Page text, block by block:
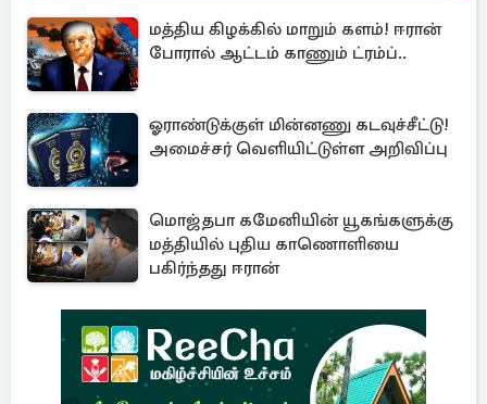
மத்திய கிழக்கில் மாறும் களம்! ஈரான்
போரால் ஆட்டம் காணும் ட்ரம்ப்..
ஓராண்டுக்குள் மின்னணு கடவுச்சீட்டு!
அமைச்சர் வெளியிட்டுள்ள அறிவிப்பு
மொஜ்தபா கமேனியின் யூகங்களுக்கு
மத்தியில் புதிய காணொளியை
பகிர்ந்தது ஈரான்